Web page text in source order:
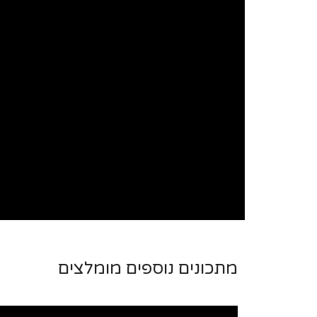
מתכונים נוספים מומלצים